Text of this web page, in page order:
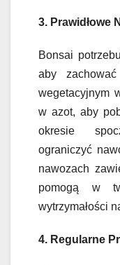
3. Prawidłowe
Bonsai
aby
wegetacyjnym
w azot, aby
okresie
ograniczyć
nawozach
pomogą w
wytrzymałości
4. Regularne